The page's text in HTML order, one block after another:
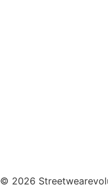
© 2026